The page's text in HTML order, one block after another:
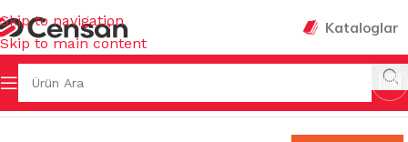
Skip to navigation
Skip to main content
Kataloglar
Ana Sayfa